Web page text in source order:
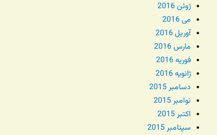
ژوئن 2016
می 2016
آوریل 2016
مارس 2016
فوریه 2016
ژانویه 2016
دسامبر 2015
نوامبر 2015
اکتبر 2015
سپتامبر 2015